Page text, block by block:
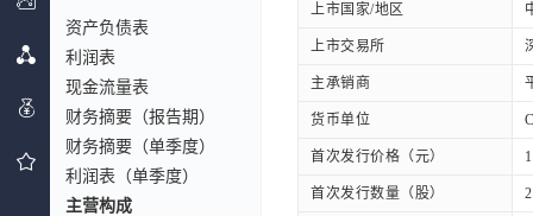
资产负债表
利润表
现金流量表
财务摘要（报告期）
财务摘要（单季度）
利润表（单季度）
主营构成
上市国家/地区
上市交易所
主承销商
货币单位
首次发行价格（元）
首次发行数量（股）